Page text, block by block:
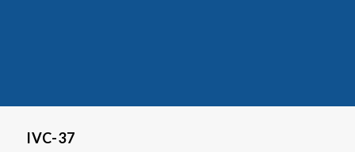
IVC-37